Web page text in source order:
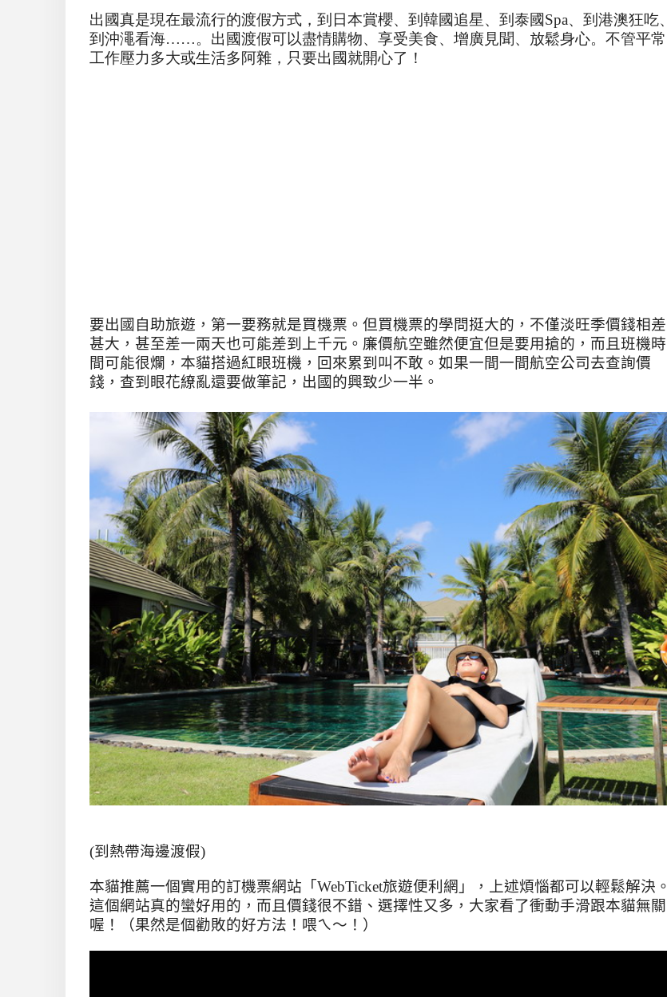
出國真是現在最流行的渡假方式，到日本賞櫻、到韓國追星、到泰國Spa、到港澳狂吃、
到沖澠看海……。出國渡假可以盡情購物、享受美食、增廣見聞、放鬆身心。不管平常
工作壓力多大或生活多阿雜，只要出國就開心了！
要出國自助旅遊，第一要務就是買機票。但買機票的學問挺大的，不僅淡旺季價錢相差
甚大，甚至差一兩天也可能差到上千元。廉價航空雖然便宜但是要用搶的，而且班機時
間可能很爛，本貓搭過紅眼班機，回來累到叫不敢。如果一間一間航空公司去查詢價
錢，查到眼花繚亂還要做筆記，出國的興致少一半。
(到熱帶海邊渡假)
本貓推薦一個實用的訂機票網站「WebTicket旅遊便利網」，上述煩惱都可以輕鬆解決。
這個網站真的蠻好用的，而且價錢很不錯、選擇性又多，大家看了衝動手滑跟本貓無關
喔！（果然是個勸敗的好方法！喂ㄟ～！）